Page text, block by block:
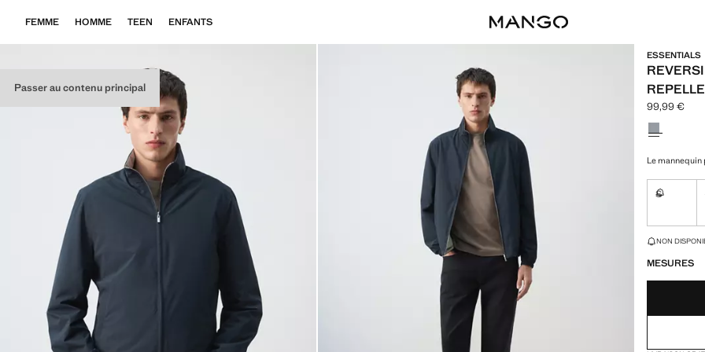
Passer au contenu principal
FEMME HOMME TEEN ENFANTS
ESSENTIALS
Prix actuel
99,99 €
Choisissez
Le mannequin
S
DERNIÈRES
NON
MESURES